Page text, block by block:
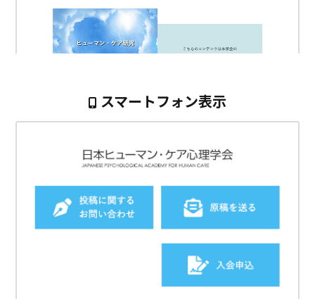
スマートフォン表示